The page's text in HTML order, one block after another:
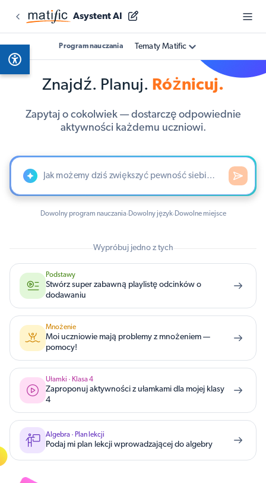
Asystent AI
Program nauczania Tematy Matific
Znajdź. Planuj. Różnicuj.
Zapytaj o cokolwiek — dostarczę odpowiednie
aktywności każdemu uczniowi.
Dowolny program nauczania·Dowolny język·Dowolne miejsce
Wypróbuj jedno z tych
Podstawy
Stwórz super zabawną playlistę odcinków o
dodawaniu
Mnożenie
Moi uczniowie mają problemy z mnożeniem —
pomocy!
Ułamki · Klasa 4
Zaproponuj aktywności z ułamkami dla mojej klasy
4
Algebra · Plan lekcji
Podaj mi plan lekcji wprowadzającej do algebry